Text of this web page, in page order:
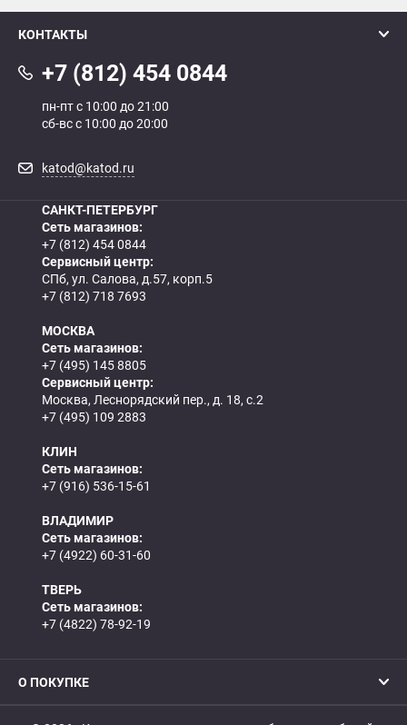
КОНТАКТЫ
+7 (812) 454 0844
пн-пт с 10:00 до 21:00
сб-вс с 10:00 до 20:00
katod@katod.ru
САНКТ-ПЕТЕРБУРГ
Сеть магазинов:
+7 (812) 454 0844
Сервисный центр:
СПб, ул. Салова, д.57, корп.5
+7 (812) 718 7693
МОСКВА
Сеть магазинов:
+7 (495) 145 8805
Сервисный центр:
Москва, Леснорядский пер., д. 18, с.2
+7 (495) 109 2883
КЛИН
Сеть магазинов:
+7 (916) 536-15-61
ВЛАДИМИР
Сеть магазинов:
+7 (4922) 60-31-60
ТВЕРЬ
Сеть магазинов:
+7 (4822) 78-92-19
О ПОКУПКЕ